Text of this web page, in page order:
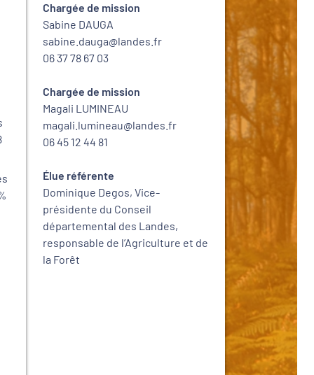
Chargée de mission
Sabine DAUGA
sabine.dauga@landes.fr
06 37 78 67 03
Chargée de mission
Magali LUMINEAU
magali.lumineau@landes.fr
06 45 12 44 81
Élue référente
Dominique Degos, Vice-
présidente du Conseil
départemental des Landes,
responsable de l’Agriculture et de
la Forêt